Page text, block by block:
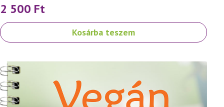
2 500 Ft
Kosárba teszem